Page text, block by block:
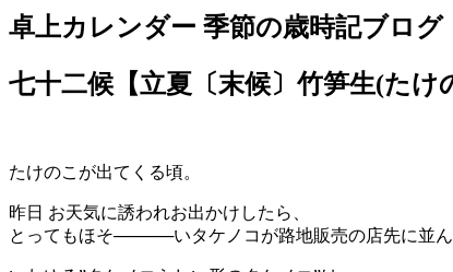
卓上カレンダー 季節の歳時記ブログ
七十二候【立夏〔末候〕竹笋生(たけ
たけのこが出てくる頃。
昨日 お天気に誘われお出かけしたら、
とってもほそ─────いタケノコが路地販売の店先に並ん